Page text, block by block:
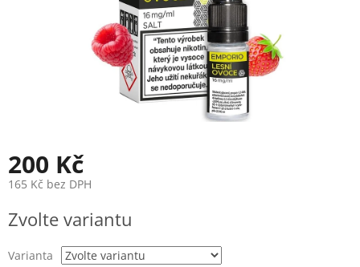
200 Kč
165 Kč bez DPH
cena:
Zvolte variantu
Varianta